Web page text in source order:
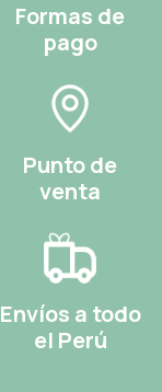
Formas de
pago
Punto de
venta
Envíos a todo
el Perú